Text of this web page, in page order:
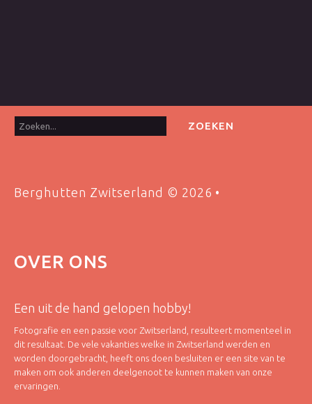
ZOEKEN
Berghutten Zwitserland © 2026
OVER ONS
Een uit de hand gelopen hobby!
Fotografie en een passie voor Zwitserland, resulteert momenteel in
dit resultaat. De vele vakanties welke in Zwitserland werden en
worden doorgebracht, heeft ons doen besluiten er een site van te
maken om ook anderen deelgenoot te kunnen maken van onze
ervaringen.